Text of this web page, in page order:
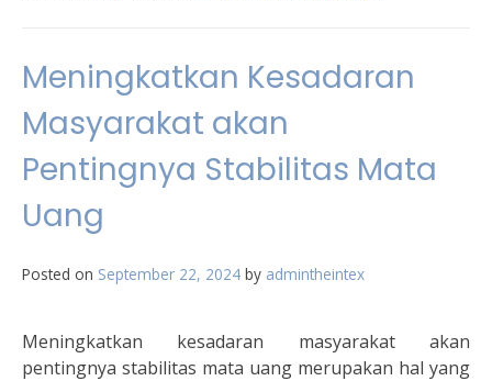
Meningkatkan Kesadaran
Masyarakat akan
Pentingnya Stabilitas Mata
Uang
Posted on September 22, 2024 by admintheintex
Meningkatkan kesadaran masyarakat akan
pentingnya stabilitas mata uang merupakan hal yang